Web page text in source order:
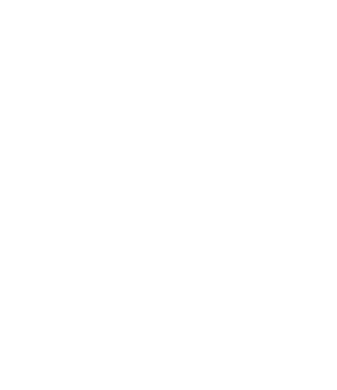
舞总是在学校前
。出狱的赵
怪幻象阻碍，却坚信这是藏在迷信后的人为诡
一连串妖异事件，张天盛虽被种种诡怪幻象
方打死，被判处无期徒刑后，吴鑫在监狱